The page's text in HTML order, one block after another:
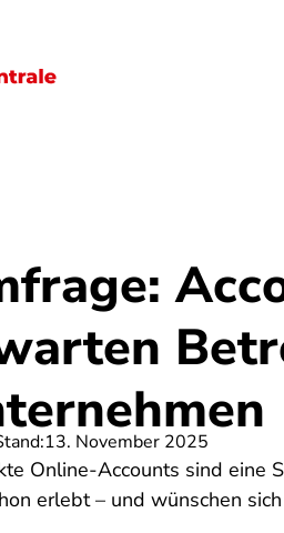
13. November 2025
Online-Accounts sind eine
erlebt – und wünschen